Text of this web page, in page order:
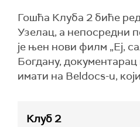
Гошћа Клуба 2 биће
Узелац, а непосредни
је њен нови филм „Еј,
Богдану, документарац
имати на Beldocs-u, који
Клуб 2